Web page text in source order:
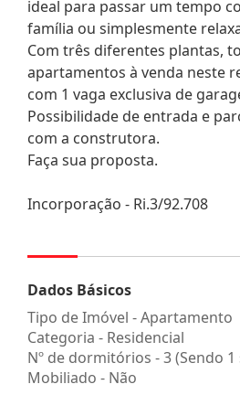
ideal para passar um tempo
família ou simplesmente
Com três diferentes plantas,
apartamentos à venda neste
com 1 vaga exclusiva de
Possibilidade de entrada e
com a construtora.
Faça sua proposta.
Incorporação - Ri.3/92.708
Dados Básicos
Tipo de Imóvel - Apartamento
Categoria - Residencial
Nº de dormitórios - 3 (Sendo 1
Mobiliado - Não